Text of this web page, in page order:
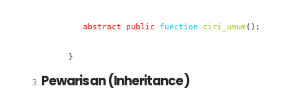
abstract public function ciri_umum();
}
Pewarisan (Inheritance)